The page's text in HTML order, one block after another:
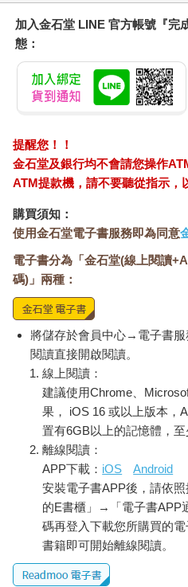
方面，我又看到傳統媒體公司正
作者提供免費勞動力，同時大眾
濟體系的崩潰也煽起人們對社會
內容，又希望內容都來自「真實
容」的方法完全不同於紐約的全
出版集團康泰納仕、《紐約時報
部落客走進了這個真空。他們遵
同，顯著的兩點是對話的語氣，
的內容難以區分。最重要的是，
是在暗示他們具備其他媒體似乎
認為自己只是普通人，只是在尋
些想法和產品等。他們的力量就
為飯票之後將成為最重要的獻祭
性來賺取可預期的生計（考慮到
可以理解的選擇），也就在協助
器，這個機器想用真實生活來賺
生活。
我又花了四年在混亂的就業市場
理，接著是助理編輯，後來則成
述情況感到好奇。我無法不認為
的一小部分，我想要有更深的理
去念研究所，表面上是為了研究
及這會對內容造成什麼影響。不
格則是發生這些變化的地方。時
是）未來更廣泛發生的社會和技
鬆愉快的商業主義支援下習慣新
我實現的途徑，或是把我們的個
扣）。
我花了近十年的時間一路追踪。
加業內活動、分析了數千篇新聞
加入金石堂 LINE 官方帳號『完
態：
提醒您！！
金石堂及銀行均不會請您操作
ATM提款機，請不要聽從指示，
購買須知：
使用金石堂電子書服務即為同意
電子書分為「金石堂(線上閱讀
碼)」兩種：
將儲存於會員中心→電子書服
閱讀直接開啟閱讀。
線上閱讀：
建議使用Chrome、
果， iOS 16 或以上版本，
置有6GB以上的記憶體，至
離線閱讀：
APP下載： iOS
Android
安裝電子書APP後，請依
的E書櫃」→「電子書APP
碼再登入下載您所購買的
書籍即可開始離線閱讀。